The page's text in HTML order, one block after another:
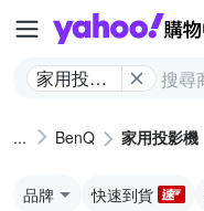
家用投影
BenQ 家用投影機
品牌 快速到貨